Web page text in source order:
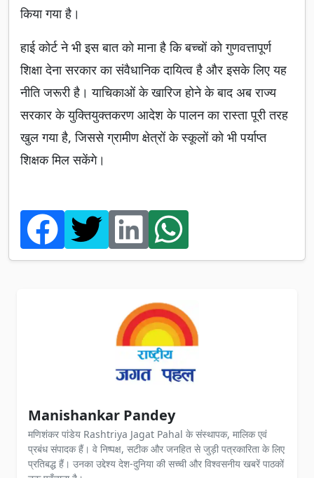
किया गया है।
हाई कोर्ट ने भी इस बात को माना है कि बच्चों को गुणवत्तापूर्ण
शिक्षा देना सरकार का संवैधानिक दायित्व है और इसके लिए यह
नीति जरूरी है। याचिकाओं के खारिज होने के बाद अब राज्य
सरकार के युक्तियुक्तकरण आदेश के पालन का रास्ता पूरी तरह
खुल गया है, जिससे ग्रामीण क्षेत्रों के स्कूलों को भी पर्याप्त
शिक्षक मिल सकेंगे।
Manishankar Pandey
मणिशंकर पांडेय Rashtriya Jagat Pahal के संस्थापक, मालिक एवं
प्रबंध संपादक हैं। वे निष्पक्ष, सटीक और जनहित से जुड़ी पत्रकारिता के लिए
प्रतिबद्ध हैं। उनका उद्देश्य देश-दुनिया की सच्ची और विश्वसनीय खबरें पाठकों